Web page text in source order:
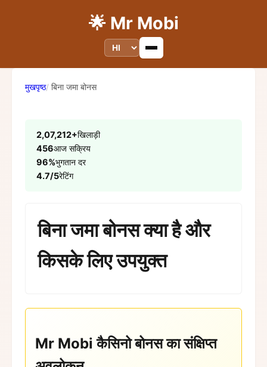
🌟 Mr Mobi
मुखपृष्ठ बिना जमा बोनस
2,07,212+खिलाड़ी
456आज सक्रिय
96%भुगतान दर
4.7/5रेटिंग
बिना जमा बोनस क्या है और
किसके लिए उपयुक्त
Mr Mobi कैसिनो बोनस का संक्षिप्त